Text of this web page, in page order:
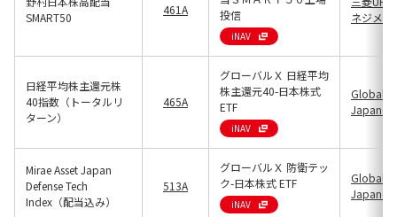
SMART50
461A
投信
iNAV
ネジメ
日経平均株主還元株
40指数（トータルリ
ターン）
465A
グローバルＸ 日経平均
株主還元40-日本株式
ETF
iNAV
Global X
Mirae Asset Japan
Defense Tech
Index（配当込み）
513A
グローバルＸ 防衛テッ
ク-日本株式 ETF
iNAV
Global X